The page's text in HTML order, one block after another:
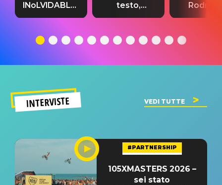
INoLVIDABLE”:
testo,
significato
testo,
traduzione e
del singolo
testo,
INTERVISTE VEDI TUTTE
#PARTNERSHIP
105XMASTERS 2026 –
sei stato